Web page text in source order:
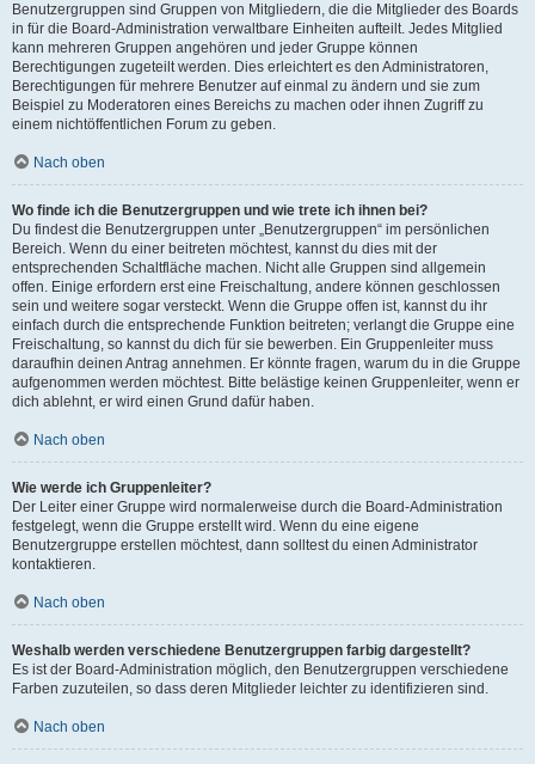
Benutzergruppen sind Gruppen von Mitgliedern, die die Mitglieder des Boards
in für die Board-Administration verwaltbare Einheiten aufteilt. Jedes Mitglied
kann mehreren Gruppen angehören und jeder Gruppe können
Berechtigungen zugeteilt werden. Dies erleichtert es den Administratoren,
Berechtigungen für mehrere Benutzer auf einmal zu ändern und sie zum
Beispiel zu Moderatoren eines Bereichs zu machen oder ihnen Zugriff zu
einem nichtöffentlichen Forum zu geben.
Nach oben
Wo finde ich die Benutzergruppen und wie trete ich ihnen bei?
Du findest die Benutzergruppen unter „Benutzergruppen“ im persönlichen
Bereich. Wenn du einer beitreten möchtest, kannst du dies mit der
entsprechenden Schaltfläche machen. Nicht alle Gruppen sind allgemein
offen. Einige erfordern erst eine Freischaltung, andere können geschlossen
sein und weitere sogar versteckt. Wenn die Gruppe offen ist, kannst du ihr
einfach durch die entsprechende Funktion beitreten; verlangt die Gruppe eine
Freischaltung, so kannst du dich für sie bewerben. Ein Gruppenleiter muss
daraufhin deinen Antrag annehmen. Er könnte fragen, warum du in die Gruppe
aufgenommen werden möchtest. Bitte belästige keinen Gruppenleiter, wenn er
dich ablehnt, er wird einen Grund dafür haben.
Nach oben
Wie werde ich Gruppenleiter?
Der Leiter einer Gruppe wird normalerweise durch die Board-Administration
festgelegt, wenn die Gruppe erstellt wird. Wenn du eine eigene
Benutzergruppe erstellen möchtest, dann solltest du einen Administrator
kontaktieren.
Nach oben
Weshalb werden verschiedene Benutzergruppen farbig dargestellt?
Es ist der Board-Administration möglich, den Benutzergruppen verschiedene
Farben zuzuteilen, so dass deren Mitglieder leichter zu identifizieren sind.
Nach oben